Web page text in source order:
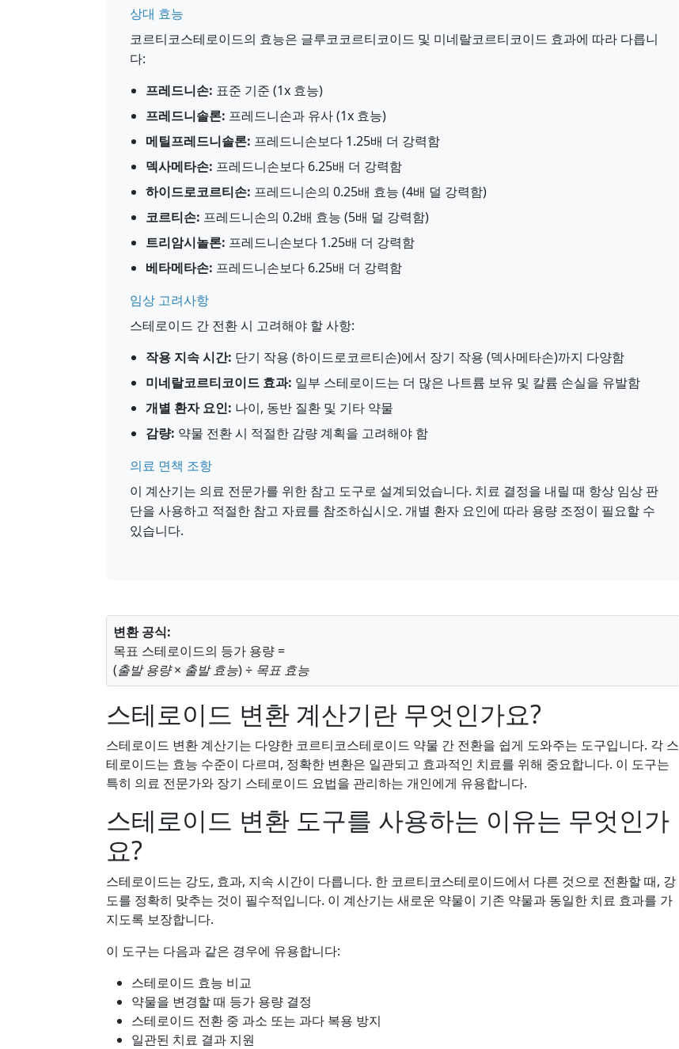
상대 효능
코르티코스테로이드의 효능은 글루코코르티코이드 및 미네랄코르티코이드 효과에 따라 다릅니
다:
프레드니손: 표준 기준 (1x 효능)
프레드니솔론: 프레드니손과 유사 (1x 효능)
메틸프레드니솔론: 프레드니손보다 1.25배 더 강력함
덱사메타손: 프레드니손보다 6.25배 더 강력함
하이드로코르티손: 프레드니손의 0.25배 효능 (4배 덜 강력함)
코르티손: 프레드니손의 0.2배 효능 (5배 덜 강력함)
트리암시놀론: 프레드니손보다 1.25배 더 강력함
베타메타손: 프레드니손보다 6.25배 더 강력함
임상 고려사항
스테로이드 간 전환 시 고려해야 할 사항:
작용 지속 시간: 단기 작용 (하이드로코르티손)에서 장기 작용 (덱사메타손)까지 다양함
미네랄코르티코이드 효과: 일부 스테로이드는 더 많은 나트륨 보유 및 칼륨 손실을 유발함
개별 환자 요인: 나이, 동반 질환 및 기타 약물
감량: 약물 전환 시 적절한 감량 계획을 고려해야 함
의료 면책 조항
이 계산기는 의료 전문가를 위한 참고 도구로 설계되었습니다. 치료 결정을 내릴 때 항상 임상 판
단을 사용하고 적절한 참고 자료를 참조하십시오. 개별 환자 요인에 따라 용량 조정이 필요할 수
있습니다.
변환 공식:
목표 스테로이드의 등가 용량 =
(출발 용량× 출발 효능) ÷ 목표 효능
스테로이드 변환 계산기란 무엇인가요?
스테로이드 변환 계산기는 다양한 코르티코스테로이드 약물 간 전환을 쉽게 도와주는 도구입니다. 각 스
테로이드는 효능 수준이 다르며, 정확한 변환은 일관되고 효과적인 치료를 위해 중요합니다. 이 도구는
특히 의료 전문가와 장기 스테로이드 요법을 관리하는 개인에게 유용합니다.
스테로이드 변환 도구를 사용하는 이유는 무엇인가
요?
스테로이드는 강도, 효과, 지속 시간이 다릅니다. 한 코르티코스테로이드에서 다른 것으로 전환할 때, 강
도를 정확히 맞추는 것이 필수적입니다. 이 계산기는 새로운 약물이 기존 약물과 동일한 치료 효과를 가
지도록 보장합니다.
이 도구는 다음과 같은 경우에 유용합니다:
스테로이드 효능 비교
약물을 변경할 때 등가 용량 결정
스테로이드 전환 중 과소 또는 과다 복용 방지
일관된 치료 결과 지원